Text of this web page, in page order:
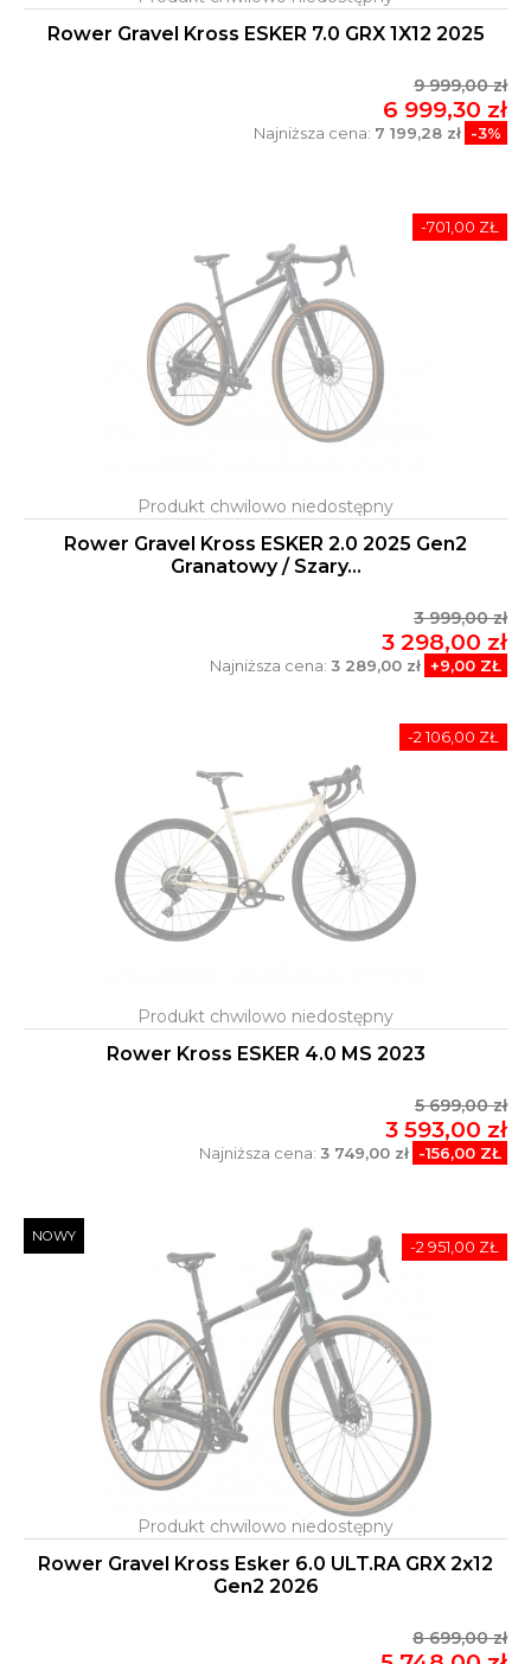
Rower Gravel Kross ESKER 7.0 GRX 1X12 2025
9 999,00 zł
6 999,30 zł
Najniższa cena: 7 199,28 zł -3%
Rower Gravel Kross ESKER 2.0 2025 Gen2
Granatowy / Szary...
3 999,00 zł
3 298,00 zł
Najniższa cena: 3 289,00 zł +9,00 ZŁ
-701,00 ZŁ
Rower Kross ESKER 4.0 MS 2023
5 699,00 zł
3 593,00 zł
Najniższa cena: 3 749,00 zł -156,00 ZŁ
-2 106,00 ZŁ
Rower Gravel Kross Esker 6.0 ULT.RA GRX 2x12
Gen2 2026
8 699,00 zł
NOWY
-2 951,00 ZŁ